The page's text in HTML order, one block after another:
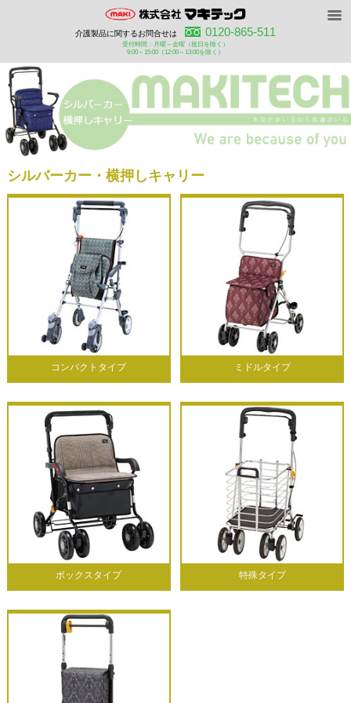
HOME
インフォメーション
カタログダウンロード
事業部案内
介護製品に関するお問合せは 0120-865-511
受付時間：月曜～金曜（祝日を除く）
9:00～15:00（12:00～13:00を除く）
シルバーカー・横押しキャリー
コンパクトタイプ ミドルタイプ
ボックスタイプ 特殊タイプ